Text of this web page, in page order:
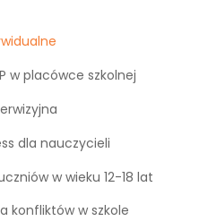
w placówce szkolnej
dla nauczycieli
w wieku 12-18 lat
konfliktów w szkole